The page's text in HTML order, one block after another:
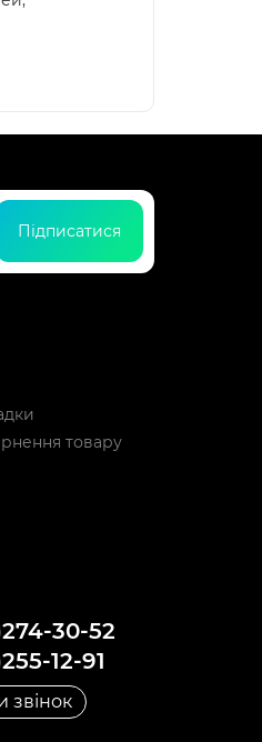
Підписатися
товару
30-52
12-91
звінок